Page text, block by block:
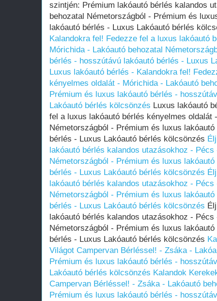
szintjén: Prémium lakóautó bérlés kalandos
behozatal Németországból - Prémium és
lakóautó bérlés - Luxus Lakóautó bérlés
Kalandokra fel! Fedezze fel a luxus lakóautó
Mórichida - Lakóautó behozatal
bérlés - hosszútávú lakóautó bérlés - Luxus
Luxus lakóautó bérlés - Kalandokra fel!
kényelmes oldalát - Mórichida - Lakóautó
Prémium és luxus lakóautó bérlés -
Lakóautó bérlés kölcsönzés Luxus lakóautó
fel a luxus lakóautó bérlés kényelmes oldalát
Németországból - Prémium és luxus
bérlés - Luxus Lakóautó bérlés kölcsönzés
lakóautó bérlés kalandos utazásokhoz -
Németországból - Prémium és luxus
bérlés - Luxus Lakóautó bérlés kölcsönzés
lakóautó bérlés kalandos utazásokhoz -
Németországból - Prémium és luxus
bérlés - Luxus Lakóautó bérlés kölcsönzés
lakóautó bérlés kalandos utazásokhoz -
Németországból - Prémium és luxus
bérlés - Luxus Lakóautó bérlés kölcsönzés
Világot Campervan Bérléssel! - Zsáka -
Prémium és luxus lakóautó bérlés -
Lakóautó bérlés kölcsönzés Kalandok
Campervan Bérléssel! - Zsáka - Lakóautó
Prémium és luxus lakóautó bérlés -